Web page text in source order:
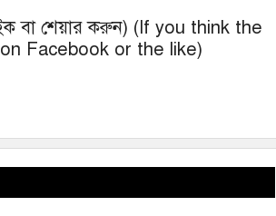
বা শেয়ার করুন) (If you think the
Facebook or the like)